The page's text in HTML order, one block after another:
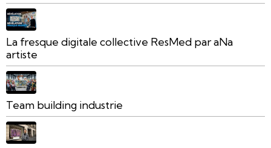
La fresque digitale collective ResMed par aNa
artiste
Team building industrie